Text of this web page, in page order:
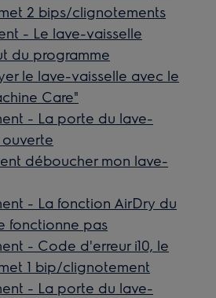
2 bips/clignotements
- Le lave-vaisselle
du programme
le lave-vaisselle avec le
Care"
- La porte du lave-
déboucher mon lave-
- La fonction AirDry du
fonctionne pas
- Code d'erreur i10, le
1 bip/clignotement
- La porte du lave-